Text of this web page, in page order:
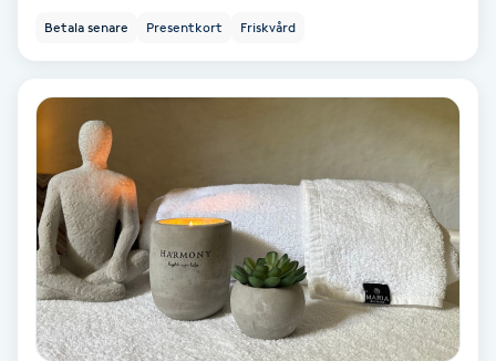
Spa-manikyr
Spa-pedikyr
Spraytan
Stylist
Betala senare Presentkort Friskvård